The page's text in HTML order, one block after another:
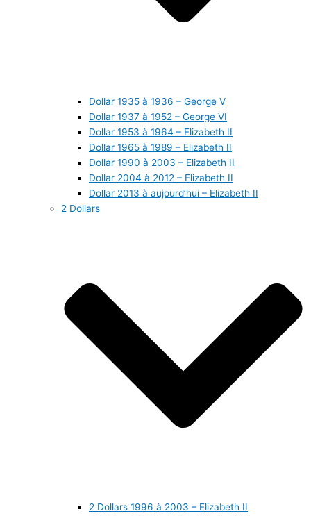
Dollar 1935 à 1936 – George V
Dollar 1937 à 1952 – George VI
Dollar 1953 à 1964 – Elizabeth II
Dollar 1965 à 1989 – Elizabeth II
Dollar 1990 à 2003 – Elizabeth II
Dollar 2004 à 2012 – Elizabeth II
Dollar 2013 à aujourd’hui – Elizabeth II
2 Dollars
2 Dollars 1996 à 2003 – Elizabeth II